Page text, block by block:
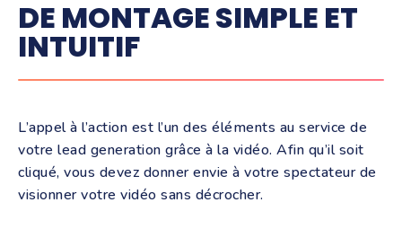
DE MONTAGE SIMPLE ET
INTUITIF
L’appel à l’action est l’un des éléments au service de
votre lead generation grâce à la vidéo. Afin qu’il soit
cliqué, vous devez donner envie à votre spectateur de
visionner votre vidéo sans décrocher.